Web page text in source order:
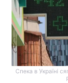
Спека в Україні